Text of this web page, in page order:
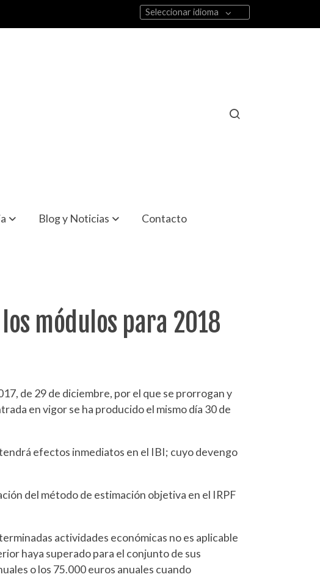
Seleccionar idioma
Blog y Noticias Contacto
módulos para 2018
de 29 de diciembre, por el que se prorrogan y
en vigor se ha producido el mismo día 30 de
efectos inmediatos en el IBI; cuyo devengo
del método de estimación objetiva en el IRPF
actividades económicas no es aplicable
haya superado para el conjunto de sus
o los 75.000 euros anuales cuando